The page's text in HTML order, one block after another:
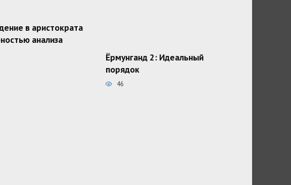
в аристократа
анализа
Ёрмунганд 2: Идеальный
порядок
46